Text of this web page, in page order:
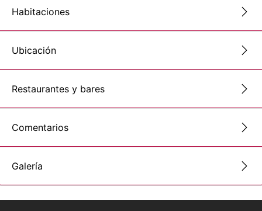
Habitaciones
Ubicación
Restaurantes y bares
Comentarios
Galería